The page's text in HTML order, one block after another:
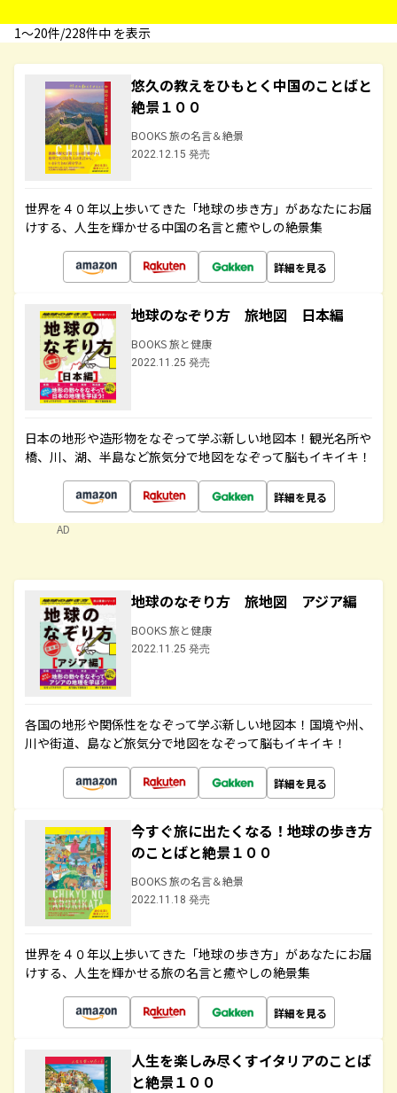
1〜20件/228件中 を表示
悠久の教えをひもとく中国のことばと
絶景１００
BOOKS 旅の名言＆絶景
2022.12.15 発売
世界を４０年以上歩いてきた「地球の歩き方」があなたにお届
けする、人生を輝かせる中国の名言と癒やしの絶景集
詳細を見る
地球のなぞり方 旅地図 日本編
BOOKS 旅と健康
2022.11.25 発売
日本の地形や造形物をなぞって学ぶ新しい地図本！観光名所や
橋、川、湖、半島など旅気分で地図をなぞって脳もイキイキ！
詳細を見る
AD
地球のなぞり方 旅地図 アジア編
BOOKS 旅と健康
2022.11.25 発売
各国の地形や関係性をなぞって学ぶ新しい地図本！国境や州、
川や街道、島など旅気分で地図をなぞって脳もイキイキ！
詳細を見る
今すぐ旅に出たくなる！地球の歩き方
のことばと絶景１００
BOOKS 旅の名言＆絶景
2022.11.18 発売
世界を４０年以上歩いてきた「地球の歩き方」があなたにお届
けする、人生を輝かせる旅の名言と癒やしの絶景集
詳細を見る
人生を楽しみ尽くすイタリアのことば
と絶景１００